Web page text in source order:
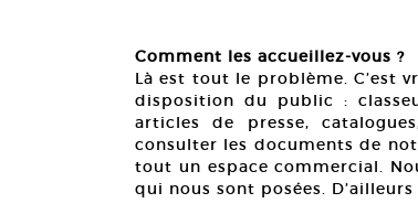
Comment les accueillez-vous ?
Là est tout le problème. C’est
disposition du public :
articles de presse,
consulter les documents de
tout un espace commercial.
qui nous sont posées.